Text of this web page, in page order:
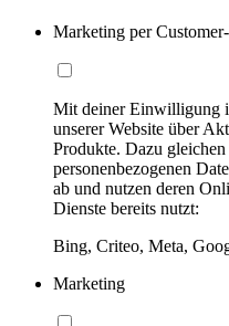
Marketing per
Mit deiner Einwilligung
unserer Website über
Produkte. Dazu
personenbezogenen
ab und nutzen deren
Dienste bereits nutzt:
Bing, Criteo, Meta,
Marketing